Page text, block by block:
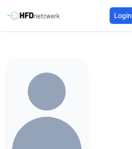
Login